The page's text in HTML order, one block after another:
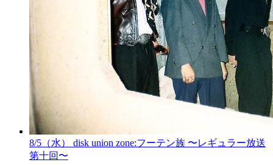
8/5（水） disk union zone:フーテン族 〜レギュラー放送
第十回〜